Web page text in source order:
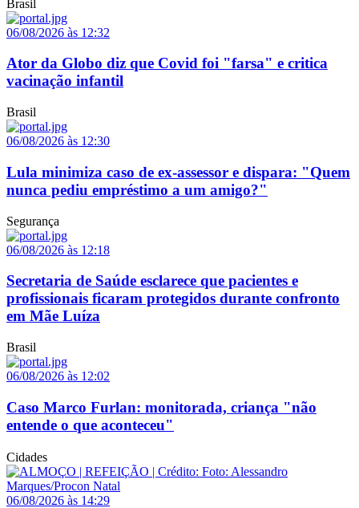
Brasil
06/08/2026 às 12:32
Ator da Globo diz que Covid foi "farsa" e critica
vacinação infantil
Brasil
06/08/2026 às 12:30
Lula minimiza caso de ex-assessor e dispara: "Quem
nunca pediu empréstimo a um amigo?"
Segurança
06/08/2026 às 12:18
Secretaria de Saúde esclarece que pacientes e
profissionais ficaram protegidos durante confronto
em Mãe Luíza
Brasil
06/08/2026 às 12:02
Caso Marco Furlan: monitorada, criança "não
entende o que aconteceu"
Cidades
06/08/2026 às 14:29